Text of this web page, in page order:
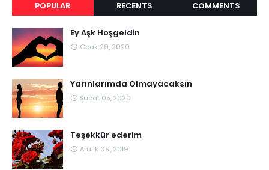
POPULAR RECENTS COMMENTS
Ey Aşk Hoşgeldin
Ocak 29, 2020
Yarınlarımda Olmayacaksın
Şubat 05, 2020
Teşekkür ederim
Aralık 09, 2019